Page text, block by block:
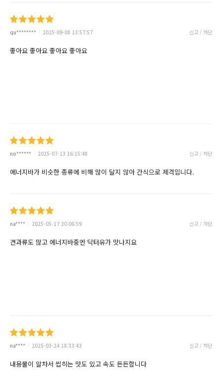
qu******** 2025-09-08 13:57:57 신고 / 차단
좋아요 좋아요 좋아요 좋아요
no****** 2025-07-13 16:15:48 신고 / 차단
에너지바가 비슷한 종류에 비해 많이 달지 않아 간식으로 제격입니다.
na**** 2025-05-17 20:06:59 신고 / 차단
견과류도 많고 에너지바중엔 닥터유가 맛나지요
na**** 2025-03-24 18:33:43 신고 / 차단
내용물이 알차서 씹히는 맛도 있고 속도 든든합니다